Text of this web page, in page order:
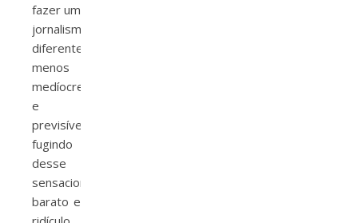
fazer um
jornalismo
diferente,
menos
medíocre
e
previsível,
fugindo
desse
sensacionalismo
barato e